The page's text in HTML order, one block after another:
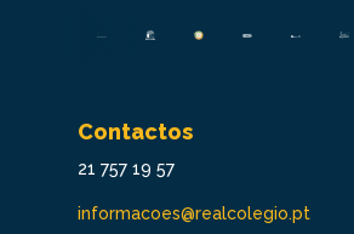
Contactos
21 757 19 57
informacoes@realcolegio.pt